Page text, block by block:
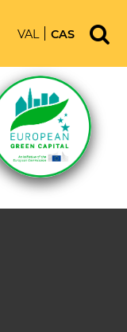
VAL CAS